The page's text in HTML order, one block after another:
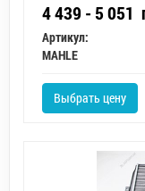
4 439 - 5 051
Артикул:
MAHLE
Выбрать цену